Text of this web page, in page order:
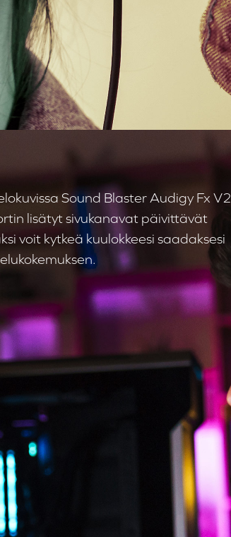
Sound Blaster Audigy Fx V2
lisätyt sivukanavat päivittävät
voit kytkeä kuulokkeesi saadaksesi